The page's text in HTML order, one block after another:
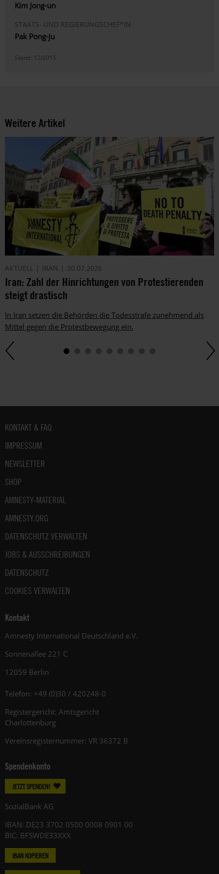
Kim Jong-un
STAATS- UND REGIERUNGSCHEF*IN
Pak Pong-ju
Stand: 12/2015
Weitere Artikel
AKTUELL IRAN 30.07.2026
Iran: Zahl der Hinrichtungen von Protestierenden
steigt drastisch
In Iran setzen die Behörden die Todesstrafe zunehmend als
Mittel gegen die Protestbewegung ein.
Fußbereich
KONTAKT & FAQ
IMPRESSUM
NEWSLETTER
SHOP
AMNESTY-MATERIAL
AMNESTY.ORG
DATENSCHUTZ VERWALTEN
JOBS & AUSSCHREIBUNGEN
DATENSCHUTZ
COOKIES VERWALTEN
Kontakt
Amnesty International Deutschland e.V.
Sonnenallee 221 C
12059 Berlin
Telefon: +49 (0)30 / 420248-0
Registergericht: Amtsgericht
Charlottenburg
Vereinsregisternummer: VR 36372 B
Spendenkonto
JETZT SPENDEN!
SozialBank AG
IBAN: DE23 3702 0500 0008 0901 00
BIC: BFSWDE33XXX
IBAN KOPIEREN